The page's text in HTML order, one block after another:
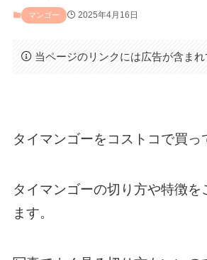
マンゴー 2025年4月16日
当ページのリンクには広告が含まれ
タイマンゴーをコストコで買っ
タイマンゴーの切り方や特徴を
ます。